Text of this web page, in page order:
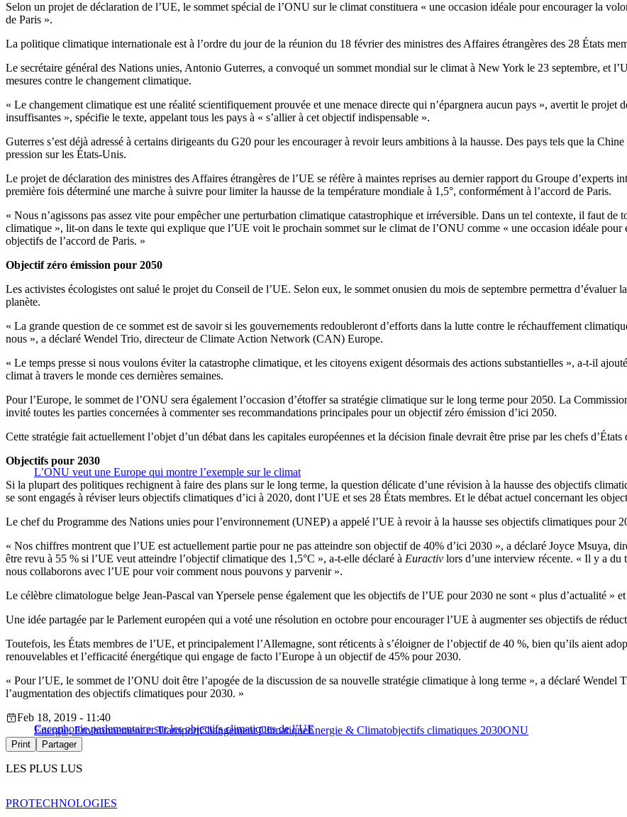
Selon un projet de déclaration de l’UE, le sommet spécial de l’ONU sur le climat constituera « une occasion idéale pour encourager la
de Paris ».
La politique climatique internationale est à l’ordre du jour de la réunion du 18 février des ministres des Affaires étrangères des 28 États
Le secrétaire général des Nations unies, Antonio Guterres, a convoqué un sommet mondial sur le climat à New York le 23 septembre, et
mesures contre le changement climatique.
« Le changement climatique est une réalité scientifiquement prouvée et une menace directe qui n’épargnera aucun pays », avertit le projet
insuffisantes », spécifie le texte, appelant tous les pays à « s’allier à cet objectif indispensable ».
Guterres s’est déjà adressé à certains dirigeants du G20 pour les encourager à revoir leurs ambitions à la hausse. Des pays tels que la
pression sur les États-Unis.
Le projet de déclaration des ministres des Affaires étrangères de l’UE se réfère à maintes reprises au dernier rapport du Groupe
première fois déterminé une marche à suivre pour limiter la hausse de la température mondiale à 1,5°, conformément à l’accord de Paris.
« Nous n’agissons pas assez vite pour empêcher une perturbation climatique catastrophique et irréversible. Dans un tel contexte, il faut
climatique », lit-on dans le texte qui explique que l’UE voit le prochain sommet sur le climat de l’ONU comme « une occasion idéale
objectifs de l’accord de Paris. »
Objectif zéro émission pour 2050
Les activistes écologistes ont salué le projet du Conseil de l’UE. Selon eux, le sommet onusien du mois de septembre permettra d’évaluer
planète.
« La grande question de ce sommet est de savoir si les gouvernements redoubleront d’efforts dans la lutte contre le réchauffement
nous », a déclaré Wendel Trio, directeur de Climate Action Network (CAN) Europe.
« Le temps presse si nous voulons éviter la catastrophe climatique, et les citoyens exigent désormais des actions substantielles », a-t-il
climat à travers le monde ces dernières semaines.
Pour l’Europe, le sommet de l’ONU sera également l’occasion d’étoffer sa stratégie climatique sur le long terme pour 2050. La
invité toutes les parties concernées à commenter ses recommandations principales pour un objectif zéro émission d’ici 2050.
Cette stratégie fait actuellement l’objet d’un débat dans les capitales européennes et la décision finale devrait être prise par les chefs
L’ONU veut une Europe qui montre l’exemple sur le climat
Objectifs pour 2030
Si la plupart des politiques rechignent à faire des plans sur le long terme, la question délicate d’une révision à la hausse des objectifs
se sont engagés à réviser leurs objectifs climatiques d’ici à 2020, dont l’UE et ses 28 États membres. Et le débat actuel concernant les
Le chef du Programme des Nations unies pour l’environnement (UNEP) a appelé l’UE à revoir à la hausse ses objectifs climatiques pour
« Nos chiffres montrent que l’UE est actuellement partie pour ne pas atteindre son objectif de 40% d’ici 2030 », a déclaré Joyce Msuya,
être revu à 55 % si l’UE veut atteindre l’objectif climatique des 1,5°C », a-t-elle déclaré à Euractiv lors d’une interview récente. « Il y a du
nous collaborons avec l’UE pour voir comment nous pouvons y parvenir ».
Le célèbre climatologue belge Jean-Pascal van Ypersele pense également que les objectifs de l’UE pour 2030 ne sont « plus d’actualité »
Une idée partagée par le Parlement européen qui a voté une résolution en octobre pour encourager l’UE à augmenter ses objectifs de
Toutefois, les États membres de l’UE, et principalement l’Allemagne, sont réticents à s’éloigner de l’objectif de 40 %, bien qu’ils aient
renouvelables et l’efficacité énergétique qui engage de facto l’Europe à un objectif de 45% pour 2030.
« Pour l’UE, le sommet de l’ONU doit être l’apogée de la discussion de sa nouvelle stratégie climatique à long terme », a déclaré Wendel
l’augmentation des objectifs climatiques pour 2030. »
Cacophonie parlementaire sur les objectifs climatiques de l’UE
Feb 18, 2019 - 11:40
Energie, Environnement et TransportChangement ClimatiqueEnergie & Climatobjectifs climatiques 2030ONU
Print Partager
LES PLUS LUS
PROTECHNOLOGIES